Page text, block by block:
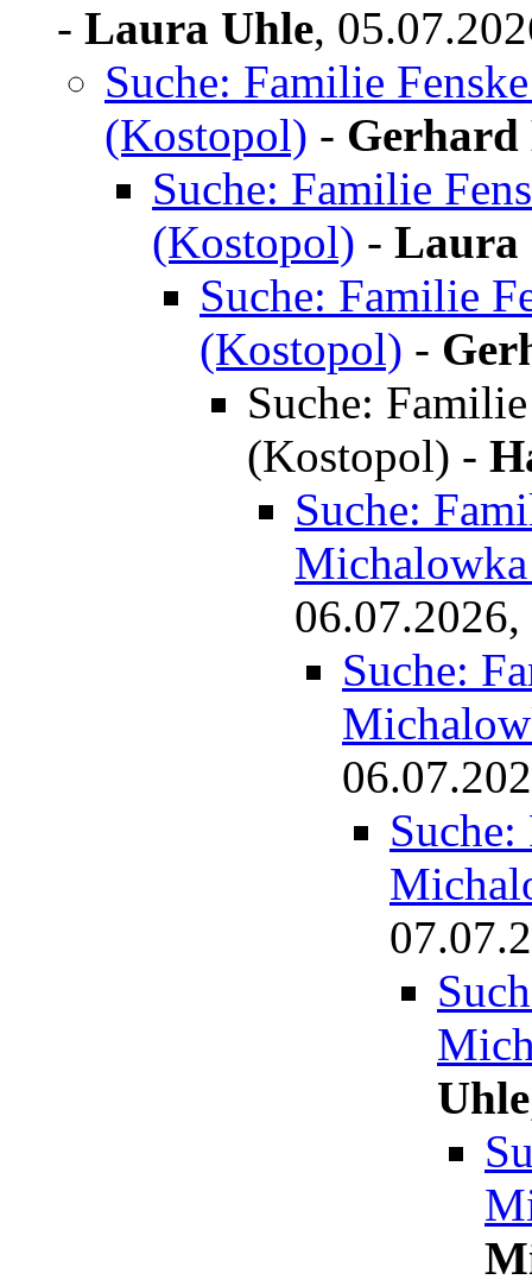
- Laura Uhle,
Suche: Familie
(Kostopol) -
Suche: Familie
(Kostopol) - Laura
Suche: Familie
(Kostopol) -
Suche:
(Kostopol) -
Suche:
Suche:
Uhle